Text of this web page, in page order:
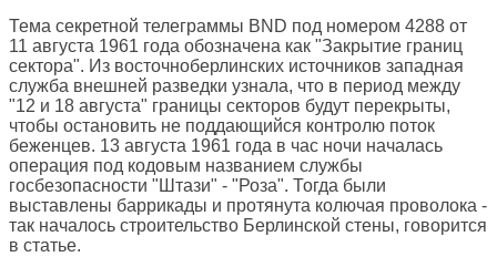
Тема секретной телеграммы BND под номером 4288 от
11 августа 1961 года обозначена как "Закрытие границ
сектора". Из восточноберлинских источников западная
служба внешней разведки узнала, что в период между
"12 и 18 августа" границы секторов будут перекрыты,
чтобы остановить не поддающийся контролю поток
беженцев. 13 августа 1961 года в час ночи началась
операция под кодовым названием службы
госбезопасности "Штази" - "Роза". Тогда были
выставлены баррикады и протянута колючая проволока -
так началось строительство Берлинской стены, говорится
в статье.